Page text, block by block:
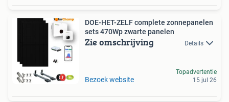
DOE-HET-ZELF complete zonnepanelen
sets 470Wp zwarte panelen
Zie omschrijving Details
Bezoek website
Topadvertentie
15 jul 26